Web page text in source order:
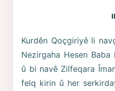
II
Kurdên Qoçgiriyê li
Nezirgaha Hesen
û bi navê Zilfeqara
felq kirin û her